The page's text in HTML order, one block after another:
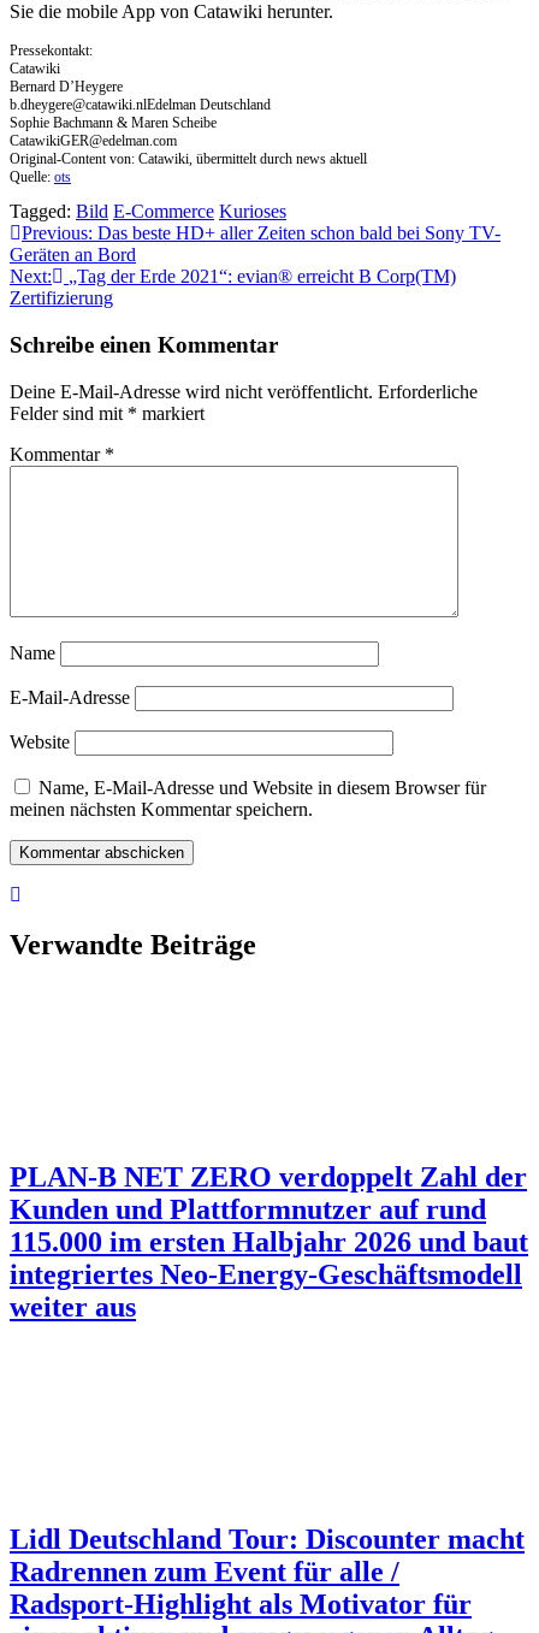
Sie die mobile App von Catawiki herunter.
Pressekontakt:
Catawiki
Bernard D’Heygere
b.dheygere@catawiki.nlEdelman Deutschland
Sophie Bachmann & Maren Scheibe
CatawikiGER@edelman.com
Original-Content von: Catawiki, übermittelt durch news aktuell
Quelle: ots
Tagged: Bild E-Commerce Kurioses
Beitragsnavigation
Previous: Das beste HD+ aller Zeiten schon bald bei Sony TV-
Geräten an Bord
Next:
„Tag der Erde 2021“: evian® erreicht B Corp(TM)
Zertifizierung
Schreibe einen Kommentar
Deine E-Mail-Adresse wird nicht veröffentlicht. Erforderliche
Felder sind mit * markiert
Kommentar *
Name
E-Mail-Adresse
Website
Name, E-Mail-Adresse und Website in diesem Browser für
meinen nächsten Kommentar speichern.
Verwandte Beiträge
PLAN-B NET ZERO verdoppelt Zahl der
Kunden und Plattformnutzer auf rund
115.000 im ersten Halbjahr 2026 und baut
integriertes Neo-Energy-Geschäftsmodell
weiter aus
Lidl Deutschland Tour: Discounter macht
Radrennen zum Event für alle /
Radsport-Highlight als Motivator für